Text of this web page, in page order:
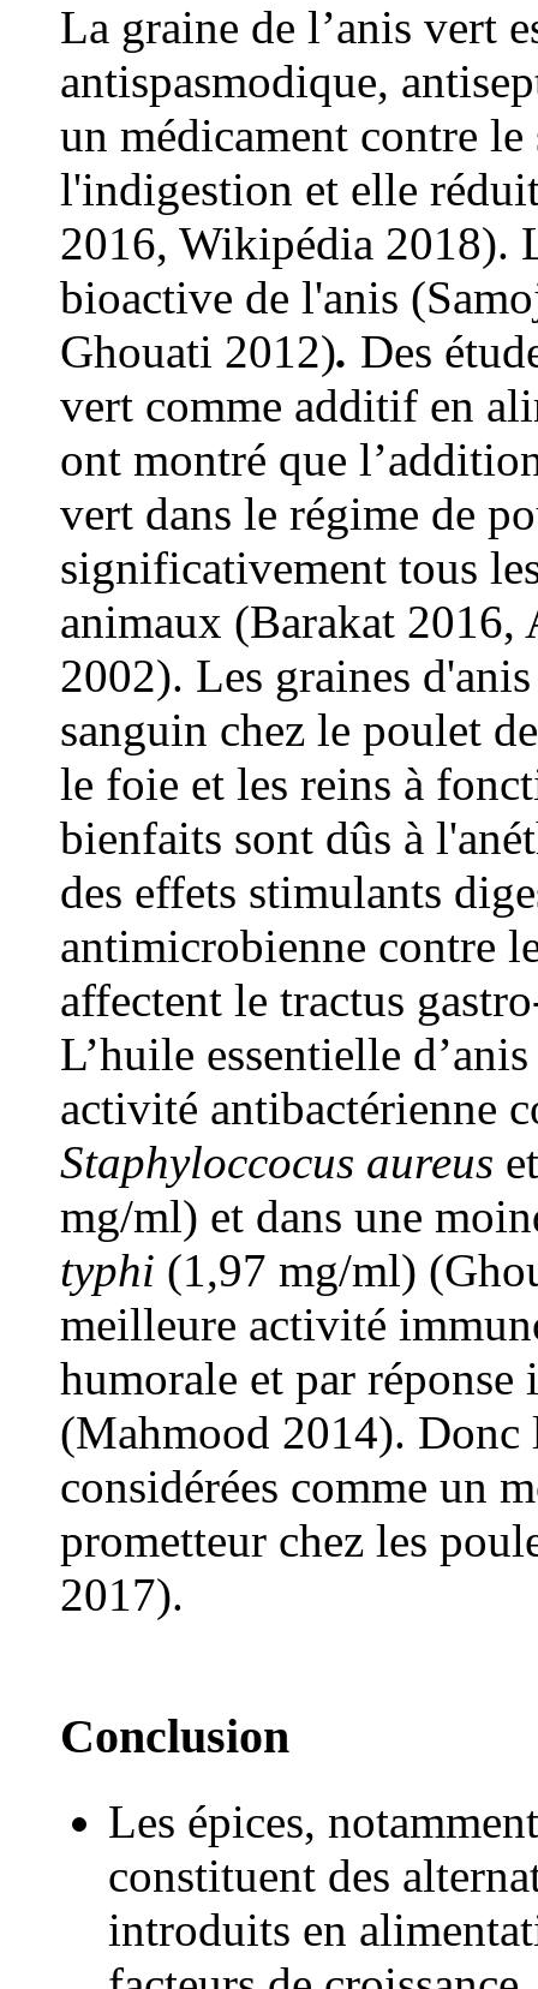
La graine de l’anis vert
antispasmodique,
un médicament contre
l'indigestion et elle
2016, Wikipédia 2018).
bioactive de l'anis
Ghouati 2012). Des
vert comme additif en
ont montré que
vert dans le régime de
significativement tous
animaux (Barakat
2002). Les graines
sanguin chez le poulet
le foie et les reins à
bienfaits sont dûs à
des effets stimulants
antimicrobienne contre
affectent le tractus
L’huile essentielle
activité antibactérienne
Staphyloccocus aureus et
mg/ml) et dans une
typhi (1,97 mg/ml)
meilleure activité
humorale et par
(Mahmood 2014). Donc
considérées comme un
prometteur chez les
2017).
Conclusion
Les épices,
constituent des
introduits en